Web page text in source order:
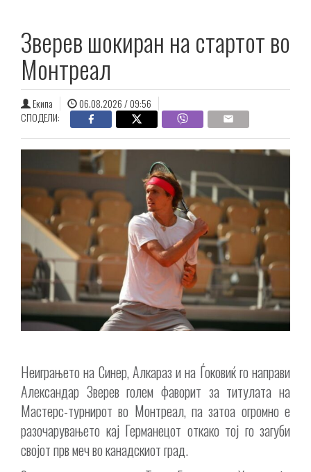
Зверев шокиран на стартот во
Монтреал
Екипа
06.08.2026 / 09:56
СПОДЕЛИ:
Неиграњето на Синер, Алкараз и на Ѓоковиќ го направи
Александар Зверев голем фаворит за титулата на
Мастерс-турнирот во Монтреал, па затоа огромно е
разочарувањето кај Германецот откако тој го загуби
својот прв меч во канадскиот град.